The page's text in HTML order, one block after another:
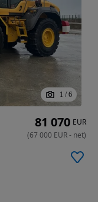
1 / 6
81 070 EUR
(67 000 EUR- net)